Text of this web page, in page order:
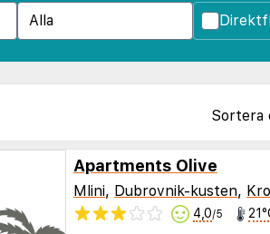
Sortera
Apartments Olive
Mlini, Dubrovnik-kusten,
4,0/5